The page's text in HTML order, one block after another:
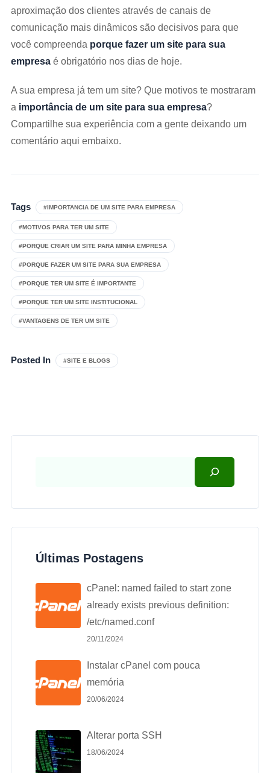
aproximação dos clientes através de canais de
comunicação mais dinâmicos são decisivos para que
você compreenda porque fazer um site para sua
empresa é obrigatório nos dias de hoje.
A sua empresa já tem um site? Que motivos te mostraram
a importância de um site para sua empresa?
Compartilhe sua experiência com a gente deixando um
comentário aqui embaixo.
Tags #IMPORTANCIA DE UM SITE PARA EMPRESA
#MOTIVOS PARA TER UM SITE
#PORQUE CRIAR UM SITE PARA MINHA EMPRESA
#PORQUE FAZER UM SITE PARA SUA EMPRESA
#PORQUE TER UM SITE É IMPORTANTE
#PORQUE TER UM SITE INSTITUCIONAL
#VANTAGENS DE TER UM SITE
Posted In #SITE E BLOGS
Últimas Postagens
cPanel: named failed to start zone
already exists previous definition:
/etc/named.conf
20/11/2024
Instalar cPanel com pouca
memória
20/06/2024
Alterar porta SSH
18/06/2024